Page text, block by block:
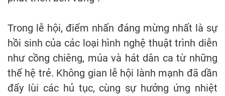
Trong lễ hội, điểm nhấn đáng mừng nhất là sự
hồi sinh của các loại hình nghệ thuật trình diễn
như cồng chiêng, múa và hát dân ca từ những
thế hệ trẻ. Không gian lễ hội lành mạnh đã dần
đẩy lùi các hủ tục, cùng sự hưởng ứng nhiệt